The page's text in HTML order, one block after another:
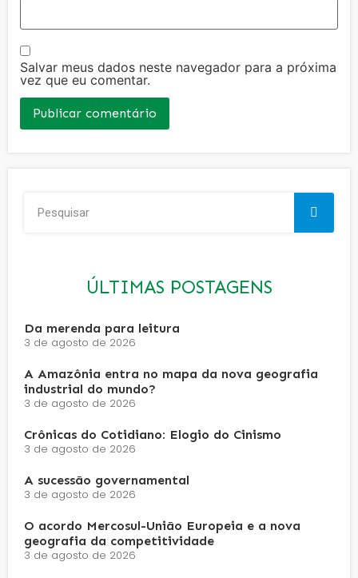
Salvar meus dados neste navegador para a próxima
vez que eu comentar.
ÚLTIMAS POSTAGENS
Da merenda para leitura
3 de agosto de 2026
A Amazônia entra no mapa da nova geografia
industrial do mundo?
3 de agosto de 2026
Crônicas do Cotidiano: Elogio do Cinismo
3 de agosto de 2026
A sucessão governamental
3 de agosto de 2026
O acordo Mercosul-União Europeia e a nova
geografia da competitividade
3 de agosto de 2026